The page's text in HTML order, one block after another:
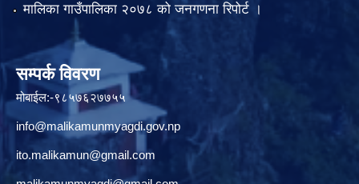
मालिका गाउँपालिका २०७८ को जनगणना रिपोर्ट ।
सम्पर्क विवरण
मोबाईल:-९८५७६२७७५५
info@malikamunmyagdi.gov.np
ito.malikamun@gmail.com